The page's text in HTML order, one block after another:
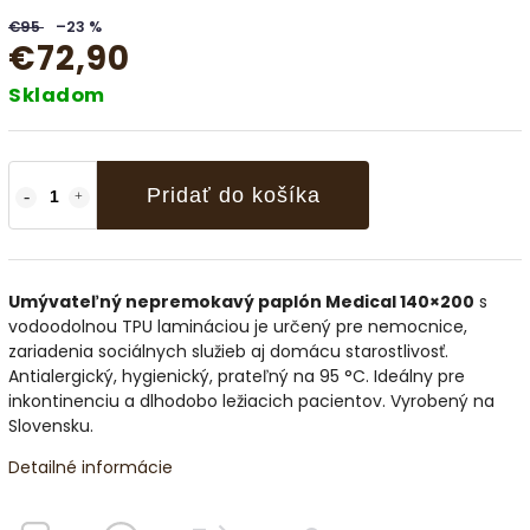
€95 –23 %
€72,90
Skladom
Pridať do košíka
Umývateľný nepremokavý paplón Medical 140×200 s
vodoodolnou TPU lamináciou je určený pre nemocnice,
zariadenia sociálnych služieb aj domácu starostlivosť.
Antialergický, hygienický, prateľný na 95 °C. Ideálny pre
inkontinenciu a dlhodobo ležiacich pacientov. Vyrobený na
Slovensku.
Detailné informácie